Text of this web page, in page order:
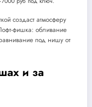
создаст атмосферу
фишка: обливание
под нишу от
и за